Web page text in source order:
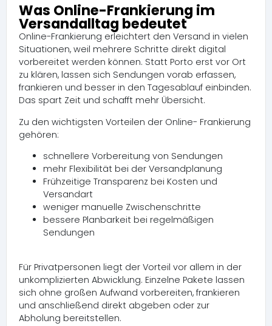
Was Online-Frankierung im
Versandalltag bedeutet
Online-Frankierung erleichtert den Versand in vielen
Situationen, weil mehrere Schritte direkt digital
vorbereitet werden können. Statt Porto erst vor Ort
zu klären, lassen sich Sendungen vorab erfassen,
frankieren und besser in den Tagesablauf einbinden.
Das spart Zeit und schafft mehr Übersicht.
Zu den wichtigsten Vorteilen der Online- Frankierung
gehören:
schnellere Vorbereitung von Sendungen
mehr Flexibilität bei der Versandplanung
Frühzeitige Transparenz bei Kosten und
Versandart
weniger manuelle Zwischenschritte
bessere Planbarkeit bei regelmäßigen
Sendungen
Für Privatpersonen liegt der Vorteil vor allem in der
unkomplizierten Abwicklung. Einzelne Pakete lassen
sich ohne großen Aufwand vorbereiten, frankieren
und anschließend direkt abgeben oder zur
Abholung bereitstellen.